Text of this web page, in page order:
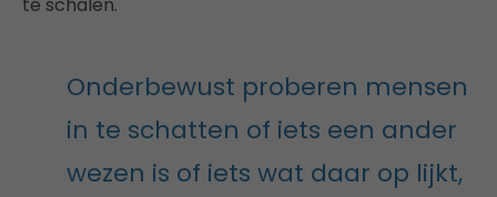
Onderbewust proberen mensen
in te schatten of iets een ander
wezen is of iets wat daar op lijkt,